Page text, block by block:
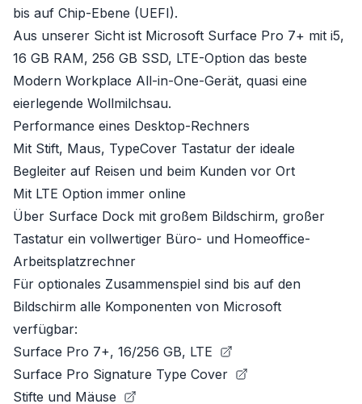
bis auf Chip-Ebene (UEFI).
Aus unserer Sicht ist Microsoft Surface Pro 7+ mit i5,
16 GB RAM, 256 GB SSD, LTE-Option das beste
Modern Workplace All-in-One-Gerät, quasi eine
eierlegende Wollmilchsau.
Performance eines Desktop-Rechners
Mit Stift, Maus, TypeCover Tastatur der ideale
Begleiter auf Reisen und beim Kunden vor Ort
Mit LTE Option immer online
Über Surface Dock mit großem Bildschirm, großer
Tastatur ein vollwertiger Büro- und Homeoffice-
Arbeitsplatzrechner
Für optionales Zusammenspiel sind bis auf den
Bildschirm alle Komponenten von Microsoft
verfügbar:
Surface Pro 7+, 16/256 GB, LTE
Surface Pro Signature Type Cover
Stifte und Mäuse